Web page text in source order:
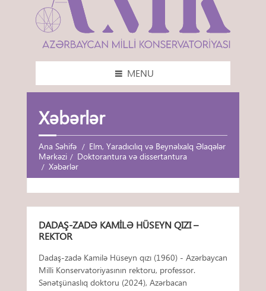
MENU
Xəbərlər
Ana Səhifə
Elm, Yaradıcılıq və Beynəlxalq Əlaqələr
Mərkəzi
Doktorantura və dissertantura
Xəbərlər
DADAŞ-ZADƏ KAMILƏ HÜSEYN QIZI –
REKTOR
Dadaş-zadə Kamilə Hüseyn qızı (1960) - Azərbaycan
Milli Konservatoriyasının rektoru, professor.
Sənətşünaslıq doktoru (2024), Azərbacan